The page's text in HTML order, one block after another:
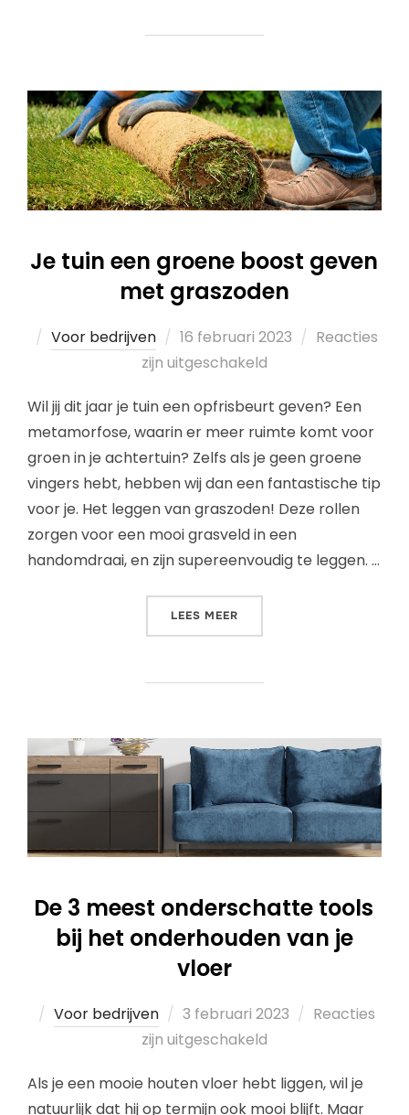
Je tuin een groene boost geven
met graszoden
Voor bedrijven 16 februari 2023
Reacties
zijn uitgeschakeld
Wil jij dit jaar je tuin een opfrisbeurt geven? Een
metamorfose, waarin er meer ruimte komt voor
groen in je achtertuin? Zelfs als je geen groene
vingers hebt, hebben wij dan een fantastische tip
voor je. Het leggen van graszoden! Deze rollen
zorgen voor een mooi grasveld in een
handomdraai, en zijn supereenvoudig te leggen. …
LEES MEER
De 3 meest onderschatte tools
bij het onderhouden van je
vloer
Voor bedrijven 3 februari 2023
Reacties
zijn uitgeschakeld
Als je een mooie houten vloer hebt liggen, wil je
natuurlijk dat hij op termijn ook mooi blijft. Maar